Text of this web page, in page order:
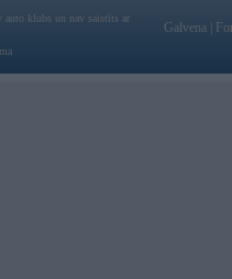
auto klubs un nav saistīts ar
Galvena